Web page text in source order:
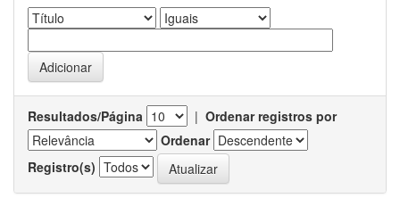
Resultados/Página | Ordenar registros por
Ordenar
Registro(s)